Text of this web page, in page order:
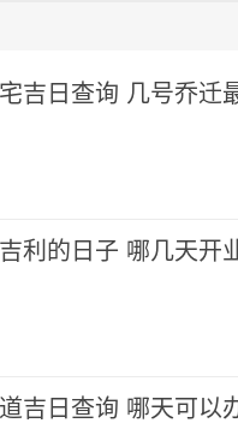
温暖而美好的记忆，成
吉日查询 几号乔迁
利的日子 哪几天开
吉日查询 哪天可以